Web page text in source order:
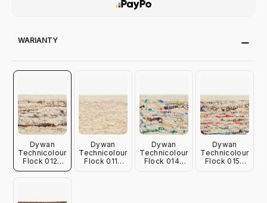
WARIANTY
Dywan
Technicolour
Flock 0125
180X240 Cm
Dywan
Technicolour
Flock 0115
Dywan
Technicolour
Flock 0145
Dywan
Technicolour
Flock 0155